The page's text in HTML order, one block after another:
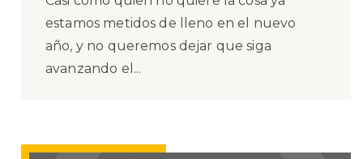
estamos metidos de lleno en el nuevo
año, y no queremos dejar que siga
avanzando el...